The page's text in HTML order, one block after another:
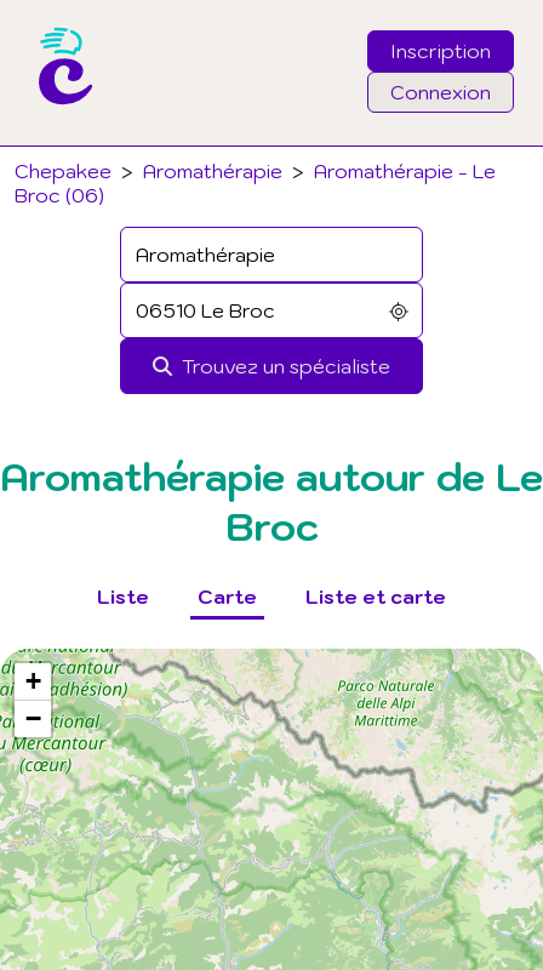
Inscription
Connexion
Chepakee > Aromathérapie > Aromathérapie - Le
Broc (06)
Trouvez un spécialiste
Email
Mot de passe
J'ai oublié mon mot de passe
Connexion
Aromathérapie autour de Le
Broc
Liste Carte Liste et carte
+
−